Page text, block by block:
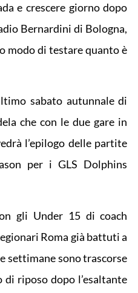
e crescere giorno dopo
Bernardini di Bologna,
modo di testare quanto è
sabato autunnale di
che con le due gare in
l’epilogo delle partite
per i GLS Dolphins
gli Under 15 di coach
Roma già battuti a
settimane sono trascorse
riposo dopo l’esaltante